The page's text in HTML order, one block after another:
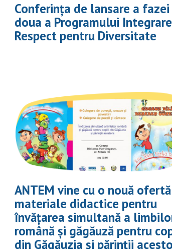
Conferința de lansare a fazei
doua a Programului
Respect pentru Diversitate
ANTEM vine cu o nouă
materiale didactice pentru
învățarea simultană a
română și găgăuză pentru
din Găgăuzia și părinții